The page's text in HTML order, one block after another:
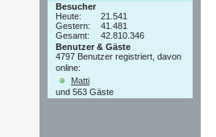
Besucher
Heute:
21.541
Gestern:
41.481
Gesamt:
42.810.346
Benutzer & Gäste
4797 Benutzer registriert, davon
online:
Matti
und 563 Gäste